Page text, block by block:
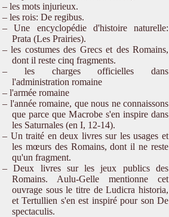
les mots injurieux.
les rois: De regibus.
Une encyclopédie d'histoire naturelle:
Prata (Les Prairies).
les costumes des Grecs et des Romains,
dont il reste cinq fragments.
les charges officielles dans
l'administration romaine
l'armée romaine
l'année romaine, que nous ne connaissons
que parce que Macrobe s'en inspire dans
les Saturnales (en I, 12-14).
Un traité en deux livres sur les usages et
les mœurs des Romains, dont il ne reste
qu'un fragment.
Deux livres sur les jeux publics des
Romains. Aulu-Gelle mentionne cet
ouvrage sous le titre de Ludicra historia,
et Tertullien s'en est inspiré pour son De
spectaculis.